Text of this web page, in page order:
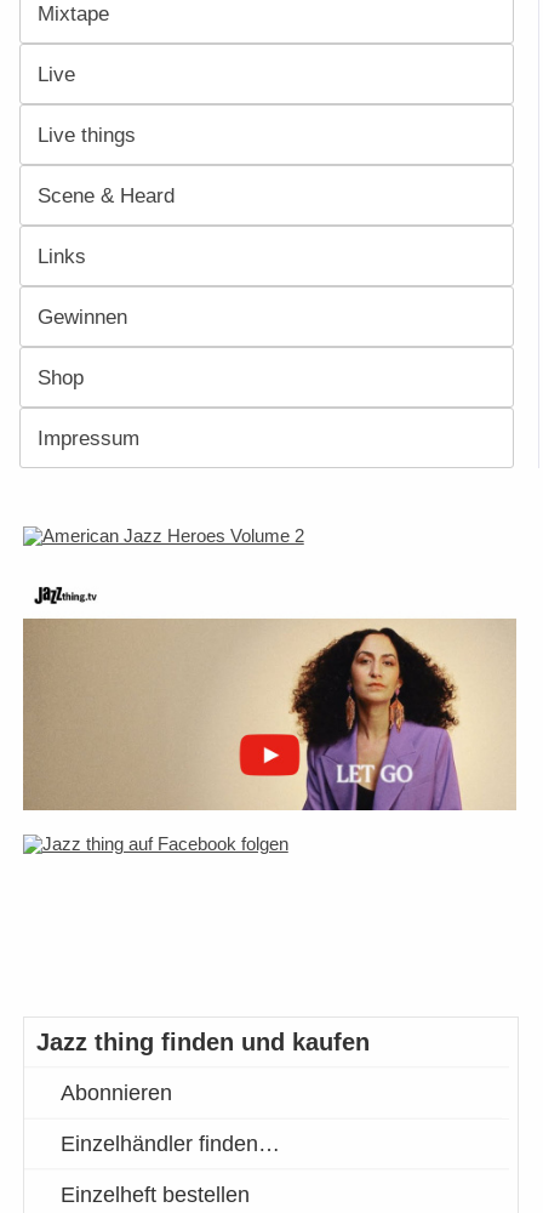
Mixtape
Live
Live things
Scene & Heard
Links
Gewinnen
Shop
Impressum
Jazz thing finden und kaufen
Abonnieren
Einzelhändler finden…
Einzelheft bestellen